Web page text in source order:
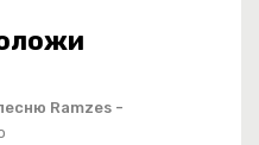
Ramzes -